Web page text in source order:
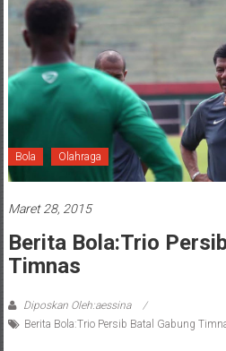
Bola Olahraga
Maret 28, 2015
Berita Bola:Trio
Timnas
Diposkan Oleh:aessina
Berita Bola:Trio Persib Batal Gabung